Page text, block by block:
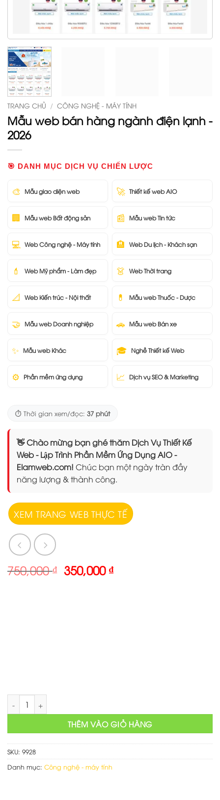
TRANG CHỦ / CÔNG NGHỆ - MÁY TÍNH
Mẫu web bán hàng ngành điện lạnh -
2026
🎯 DANH MỤC DỊCH VỤ CHIẾN LƯỢC
🎨 Mẫu giao diện web 🚀 Thiết kế web AIO
🏢 Mẫu web Bất động sản 📰 Mẫu web Tin tức
💻 Web Công nghệ - Máy tính 🏨 Web Du lịch - Khách sạn
💄 Web Mỹ phẩm - Làm đẹp 👗 Web Thời trang
📐 Web Kiến trúc - Nội thất 💊 Mẫu web Thuốc - Dược
🤝 Mẫu web Doanh nghiệp 🚗 Mẫu web Bán xe
✨ Mẫu web Khác 🎓 Nghề Thiết kế Web
⚙️ Phần mềm ứng dụng 📈 Dịch vụ SEO & Marketing
⏱️ Thời gian xem/đọc: 37 phút
👋 Chào mừng bạn ghé thăm Dịch Vụ Thiết Kế
Web - Lập Trình Phần Mềm Ứng Dụng AIO -
Elamweb.com! Chúc bạn một ngày tràn đầy
năng lượng & thành công.
XEM TRANG WEB THỰC TẾ
750,000₫ Giá
gốc
350,000₫Giá
Mẫu web bán hàng ngành điện lạnh số lượng
THÊM VÀO GIỎ HÀNG
SKU: 9928
Danh mục: Công nghệ - máy tính